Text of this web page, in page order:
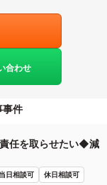
合わせ
件
任を取らせたい◆減
当日相談可 休日相談可